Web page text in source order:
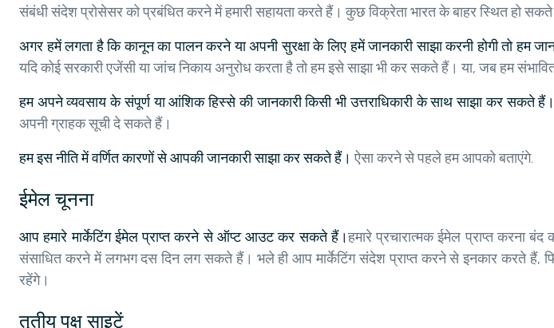
संबंधी संदेश प्रोसेसर को प्रबंधित करने में हमारी सहायता करते हैं। कुछ विक्रेता भारत के बाहर स्थित हो
अगर हमें लगता है कि कानून का पालन करने या अपनी सुरक्षा के लिए हमें जानकारी साझा करनी होगी तो हम
यदि कोई सरकारी एजेंसी या जांच निकाय अनुरोध करता है तो हम इसे साझा भी कर सकते हैं। या, जब हम
हम अपने व्यवसाय के संपूर्ण या आंशिक हिस्से की जानकारी किसी भी उत्तराधिकारी के साथ साझा कर सकते हैं।
अपनी ग्राहक सूची दे सकते हैं।
हम इस नीति में वर्णित कारणों से आपकी जानकारी साझा कर सकते हैं। ऐसा करने से पहले हम आपको बताएंगे.
ईमेल चूनना
आप हमारे मार्केटिंग ईमेल प्राप्त करने से ऑप्ट आउट कर सकते हैं।हमारे प्रचारात्मक ईमेल प्राप्त
संसाधित करने में लगभग दस दिन लग सकते हैं। भले ही आप मार्केटिंग संदेश प्राप्त करने से इनकार करते
रहेंगे।
तृतीय पक्ष साइटें